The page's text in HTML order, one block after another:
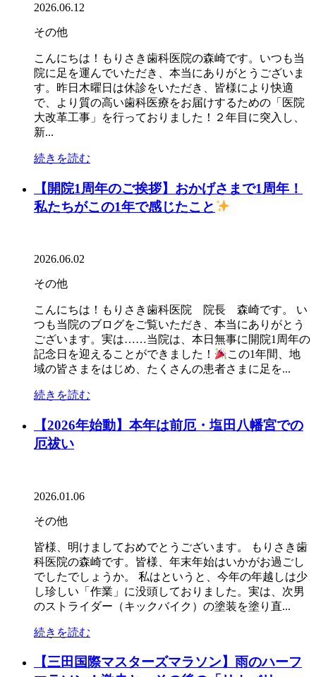
2026.06.12
その他
こんにちは！もりさき歯科医院の森崎です。いつも当
院に足を運んでいただき、本当にありがとうございま
す。昨日木曜日は休診をいただき、皆様により快適
で、より質の高い歯科医療をお届けするための「医院
大改革工事」を行っておりました！２年目に突入し、
新...
続きを読む
【開院1周年のご挨拶】おかげさまで1周年！
私たちがこの1年で感じたこと
2026.06.02
その他
こんにちは！もりさき歯科医院 院長 森崎です。 い
つも当院のブログをご覧いただき、本当にありがとう
ございます。実は……当院は、本日無事に開院1周年の
記念日を迎えることができました！
この1年間、地
域の皆さまをはじめ、たくさんの患者さまに足を...
続きを読む
【2026年始動】本年は前厄・塩田八幡宮での
厄祓い
2026.01.06
その他
皆様、明けましておめでとうございます。 もりさき歯
科医院の森崎です。皆様、年末年始はいかがお過ごし
でしたでしょうか。 私はというと、今年の年越しは少
し珍しい「作業」に没頭しておりました。実は、次男
のストライダー（キックバイク）の塗装を塗り直...
続きを読む
【三田国際マスターズマラソン】雨のハーフ